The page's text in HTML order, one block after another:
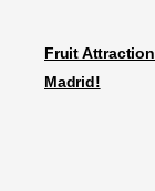
Fruit
Madrid!